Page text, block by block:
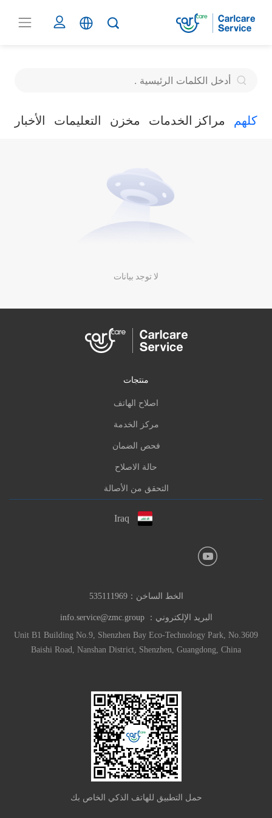
كلهم مراكز الخدمات مخزن التعليمات الأخبار
لا توجد بيانات
منتجات
اصلاح الهاتف
مركز الخدمة
فحص الضمان
حالة الاصلاح
التحقق من الأصالة
Iraq
الخط الساخن：535111969
البريد الإلكتروني：info.service@zmc.group
Unit B1 Building No.9, Shenzhen Bay Eco-Technology Park, No.3609
Baishi Road, Nanshan District, Shenzhen, Guangdong, China
حمل التطبيق للهاتف الذكي الخاص بك